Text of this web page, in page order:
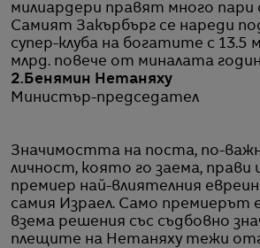
милиардери правят много пари
Самият Закърбърг се нареди
супер-клуба на богатите с 13.5
млрд. повече от миналата
2.Бенямин Нетаняху
Министър-председател
Значимостта на поста, по-
личност, която го заема, прави
премиер най-влиятелния
самия Израел. Само премиерът
взема решения със съдбовно
плещите на Нетаняху тежи